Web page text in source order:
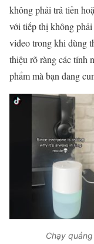
không phải trả tiền
với tiếp thị không
video trong khi dùng
thiệu rõ ràng các tính
phẩm mà bạn đang
Chạy